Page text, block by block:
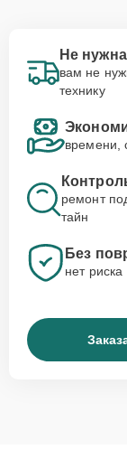
Не
вам не
технику
времени,
ремонт
тайн
Без
нет